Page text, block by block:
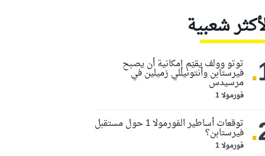
شعبية
. فورمولا 1
توتو وولف يقيّم إمكانية أن يصبح
فيرستابن وأنتونيللي زميلين في
مرسيدس
. فورمولا 1
توقعات أساطير الفورمولا 1 حول مستقبل
فيرستابن؟